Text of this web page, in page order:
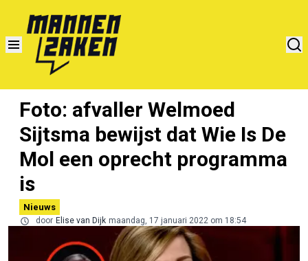
Foto: afvaller Welmoed
Sijtsma bewijst dat Wie Is De
Mol een oprecht programma
is
Nieuws
door Elise van Dijk maandag, 17 januari 2022 om 18:54